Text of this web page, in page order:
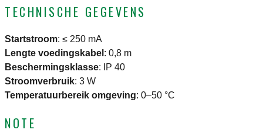
TECHNISCHE GEGEVENS
Startstroom: ≤ 250 mA
Lengte voedingskabel : 0,8 m
Beschermingsklasse:
IP 40
Stroomverbruik: 3 W
Temperatuurbereik omgeving: 0–50 °C
NOTE